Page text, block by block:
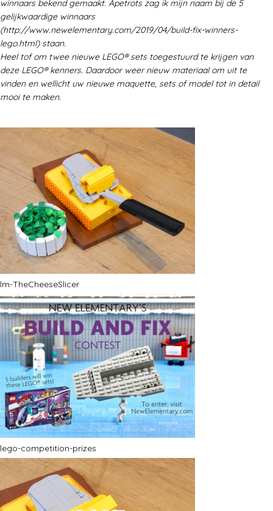
winnaars bekend gemaakt. Apetrots zag ik mijn naam bij de 5
gelijkwaardige winnaars
(http://www.newelementary.com/2019/04/build-fix-winners-
lego.html) staan.
Heel tof om twee nieuwe LEGO® sets toegestuurd te krijgen van
deze LEGO® kenners. Daardoor weer nieuw materiaal om uit te
vinden en wellicht uw nieuwe maquette, sets of model tot in detail
mooi te maken.
lm-TheCheeseSlicer
lego-competition-prizes